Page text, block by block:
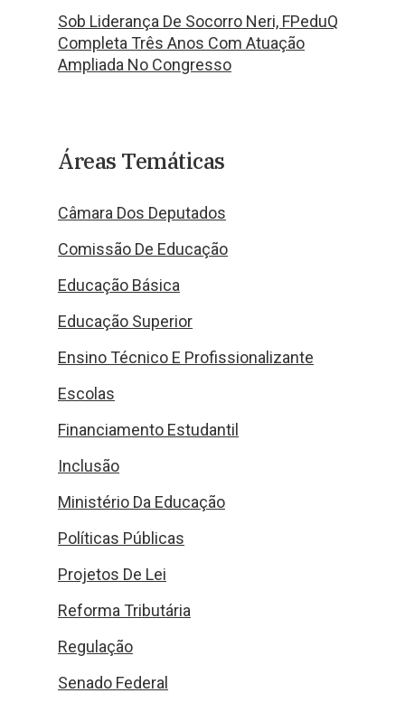
Sob Liderança De Socorro Neri, FPeduQ
Completa Três Anos Com Atuação
Ampliada No Congresso
Áreas Temáticas
Câmara Dos Deputados
Comissão De Educação
Educação Básica
Educação Superior
Ensino Técnico E Profissionalizante
Escolas
Financiamento Estudantil
Inclusão
Ministério Da Educação
Políticas Públicas
Projetos De Lei
Reforma Tributária
Regulação
Senado Federal